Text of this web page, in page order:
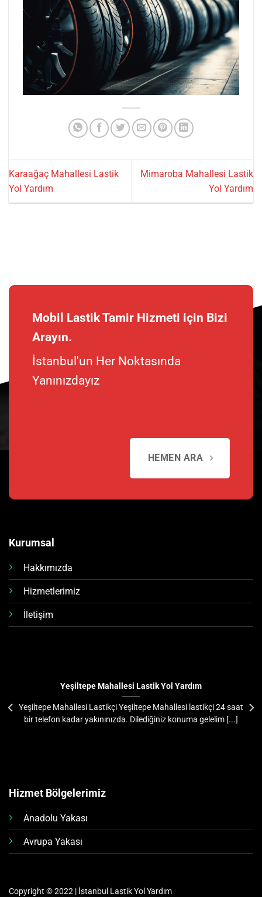
Karaağaç Mahallesi Lastik
Yol Yardım
Mimaroba Mahallesi Lastik
Yol Yardım
Mobil Lastik Tamir Hizmeti için Bizi
Arayın.
İstanbul'un Her Noktasında
Yanınızdayız
HEMEN ARA
Kurumsal
Hakkımızda
Hizmetlerimiz
İletişim
Yeşiltepe Mahallesi Lastik Yol Yardım
Yeşiltepe Mahallesi Lastikçi Yeşiltepe Mahallesi lastikçi 24 saat
bir telefon kadar yakınınızda. Dilediğiniz konuma gelelim [...]
Hizmet Bölgelerimiz
Anadolu Yakası
Avrupa Yakası
Copyright © 2022 | İstanbul Lastik Yol Yardım